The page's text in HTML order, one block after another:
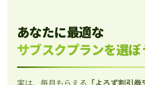
あなたに最適な
サブスクプランを選ぼ
実は、毎月もらえる 「よろず割引券